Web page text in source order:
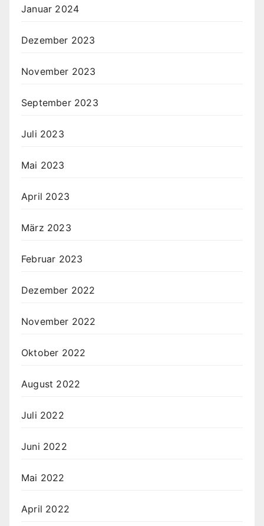
Januar 2024
Dezember 2023
November 2023
September 2023
Juli 2023
Mai 2023
April 2023
März 2023
Februar 2023
Dezember 2022
November 2022
Oktober 2022
August 2022
Juli 2022
Juni 2022
Mai 2022
April 2022